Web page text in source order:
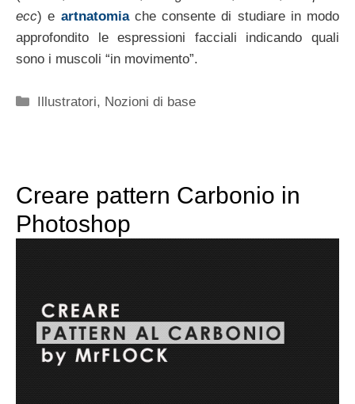
ecc) e artnatomiache consente di studiare in modo
approfondito le espressioni facciali indicando quali
sono i muscoli “in movimento”.
Categorie
Illustratori, Nozioni di base
Creare pattern Carbonio in
Photoshop